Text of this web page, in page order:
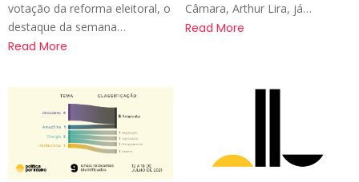
votação da reforma eleitoral, o
destaque da semana…
Read More
Câmara, Arthur Lira, já…
Read More